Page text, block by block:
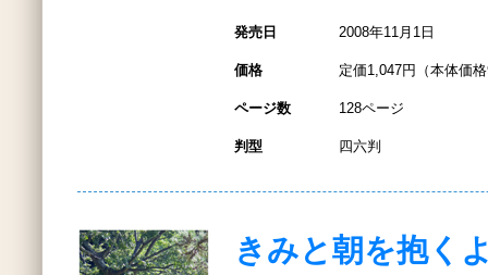
発売日 2008年11月1日
価格 定価1,047円（本体価
ページ数 128ページ
判型 四六判
きみと朝を抱く